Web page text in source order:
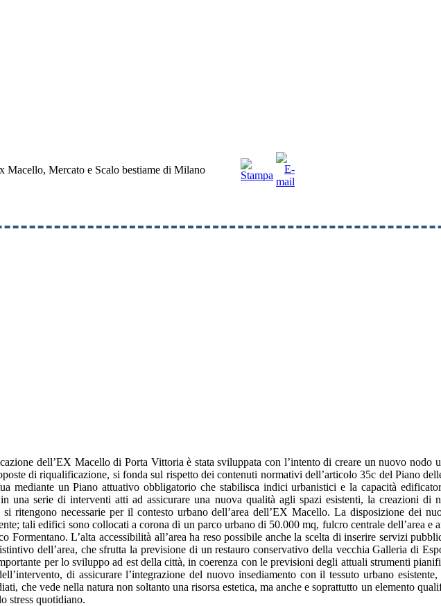
Macello, Mercato e Scalo bestiame di Milano
dell’EX Macello di Porta Vittoria è stata sviluppata con l’intento di creare un nuovo nodo
di riqualificazione, si fonda sul rispetto dei contenuti normativi dell’articolo 35c del Piano
mediante un Piano attuativo obbligatorio che stabilisca indici urbanistici e la capacità
una serie di interventi atti ad assicurare una nuova qualità agli spazi esistenti, la creazioni di
ritengono necessarie per il contesto urbano dell’area dell’EX Macello. La disposizione dei
tali edifici sono collocati a corona di un parco urbano di 50.000 mq, fulcro centrale dell’area e
Formentano. L’alta accessibilità all’area ha reso possibile anche la scelta di inserire servizi
dell’area, che sfrutta la previsione di un restauro conservativo della vecchia Galleria di
per lo sviluppo ad est della città, in coerenza con le previsioni degli attuali strumenti
di assicurare l’integrazione del nuovo insediamento con il tessuto urbano
che vede nella natura non soltanto una risorsa estetica, ma anche e soprattutto un elemento
stress quotidiano.